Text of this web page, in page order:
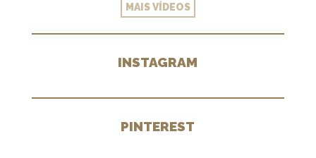
MAIS VÍDEOS
INSTAGRAM
PINTEREST